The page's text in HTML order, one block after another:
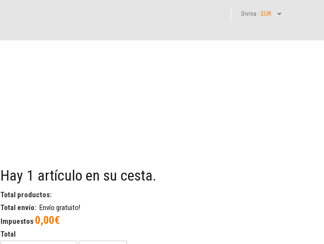
Divisa : EUR
Hay 1 artículo en su cesta.
Total productos:
Total envío: Envío gratuito!
Impuestos 0,00€
Total